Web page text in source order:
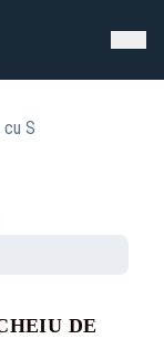
S
DE